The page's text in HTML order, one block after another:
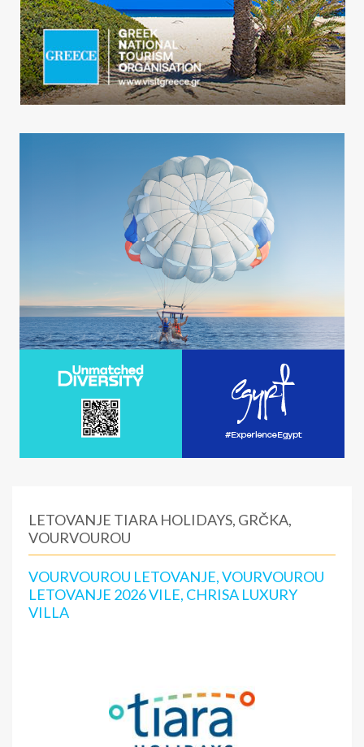
LETOVANJE TIARA HOLIDAYS, GRČKA,
VOURVOUROU
VOURVOUROU LETOVANJE, VOURVOUROU
LETOVANJE 2026 VILE, CHRISA LUXURY
VILLA